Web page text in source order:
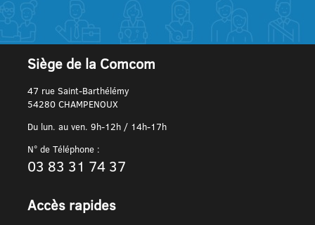
Siège de la Comcom
47 rue Saint-Barthélémy
54280 CHAMPENOUX
Du lun. au ven. 9h-12h / 14h-17h
N° de Téléphone :
03 83 31 74 37
Accès rapides